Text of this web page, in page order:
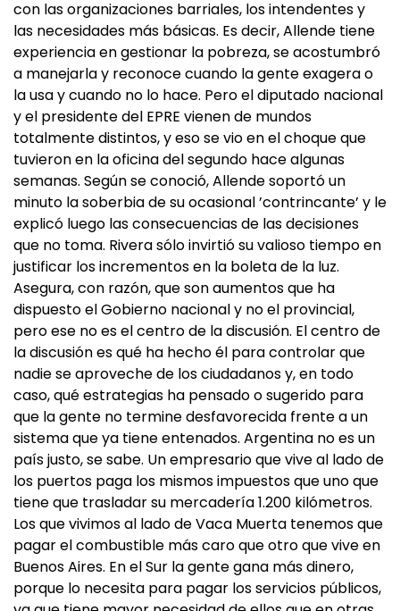
con las organizaciones barriales, los intendentes y
las necesidades más básicas. Es decir, Allende tiene
experiencia en gestionar la pobreza, se acostumbró
a manejarla y reconoce cuando la gente exagera o
la usa y cuando no lo hace. Pero el diputado nacional
y el presidente del EPRE vienen de mundos
totalmente distintos, y eso se vio en el choque que
tuvieron en la oficina del segundo hace algunas
semanas. Según se conoció, Allende soportó un
minuto la soberbia de su ocasional ’contrincante’ y le
explicó luego las consecuencias de las decisiones
que no toma. Rivera sólo invirtió su valioso tiempo en
justificar los incrementos en la boleta de la luz.
Asegura, con razón, que son aumentos que ha
dispuesto el Gobierno nacional y no el provincial,
pero ese no es el centro de la discusión. El centro de
la discusión es qué ha hecho él para controlar que
nadie se aproveche de los ciudadanos y, en todo
caso, qué estrategias ha pensado o sugerido para
que la gente no termine desfavorecida frente a un
sistema que ya tiene entenados. Argentina no es un
país justo, se sabe. Un empresario que vive al lado de
los puertos paga los mismos impuestos que uno que
tiene que trasladar su mercadería 1.200 kilómetros.
Los que vivimos al lado de Vaca Muerta tenemos que
pagar el combustible más caro que otro que vive en
Buenos Aires. En el Sur la gente gana más dinero,
porque lo necesita para pagar los servicios públicos,